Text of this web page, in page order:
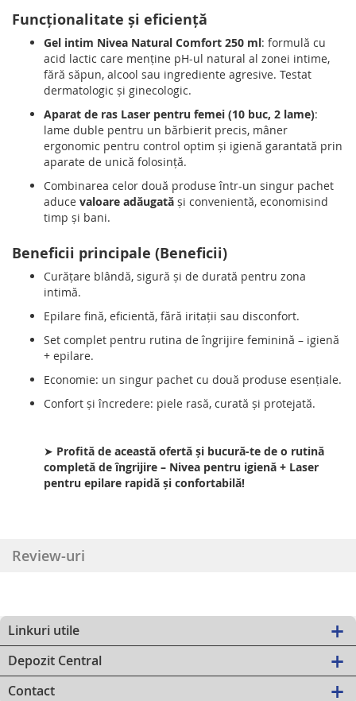
Funcționalitate și eficiență
Gel intim Nivea Natural Comfort 250 ml: formulă cu
acid lactic care menţine pH-ul natural al zonei intime,
fără săpun, alcool sau ingrediente agresive. Testat
dermatologic şi ginecologic.
Aparat de ras Laser pentru femei (10 buc, 2 lame):
lame duble pentru un bărbierit precis, mâner
ergonomic pentru control optim şi igienă garantată prin
aparate de unică folosință.
Combinarea celor două produse într-un singur pachet
aduce valoare adăugată și convenientă, economisind
timp și bani.
Beneficii principale (Beneficii)
Curățare blândă, sigură și de durată pentru zona
intimă.
Epilare fină, eficientă, fără iritații sau disconfort.
Set complet pentru rutina de îngrijire feminină – igienă
+ epilare.
Economie: un singur pachet cu două produse esențiale.
Confort și încredere: piele rasă, curată și protejată.
➤ Profită de această ofertă și bucură-te de o rutină
completă de îngrijire – Nivea pentru igienă + Laser
pentru epilare rapidă și confortabilă!
Review-uri
Linkuri utile
Depozit Central
Contact